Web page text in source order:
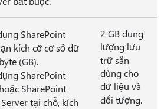
SharePoint
kích cỡ cơ sở dữ
(GB).
SharePoint
SharePoint
tại chỗ, kích
2 GB dung
lượng lưu
trữ sẵn
dùng cho
dữ liệu và
đối tượng.